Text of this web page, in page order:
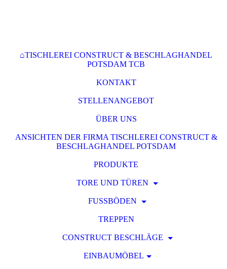
⌂TISCHLEREI CONSTRUCT & BESCHLAGHANDEL
POTSDAM TCB
KONTAKT
STELLENANGEBOT
ÜBER UNS
ANSICHTEN DER FIRMA TISCHLEREI CONSTRUCT &
BESCHLAGHANDEL POTSDAM
PRODUKTE
TORE UND TÜREN
FUSSBÖDEN
TREPPEN
CONSTRUCT BESCHLÄGE
EINBAUMÖBEL